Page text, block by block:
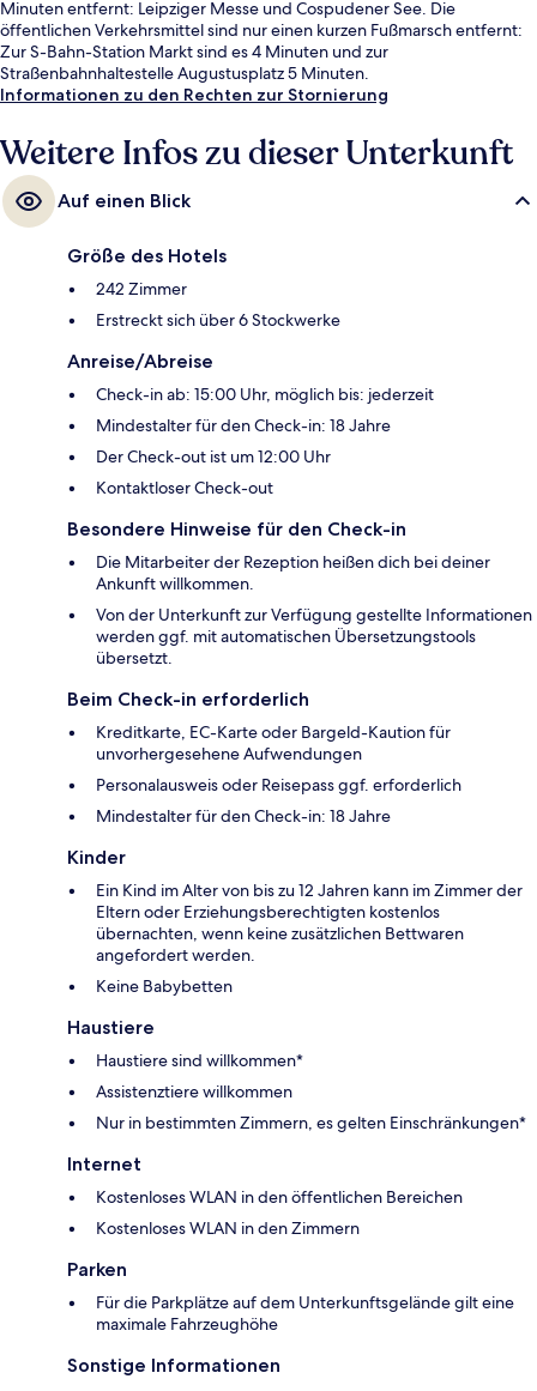
Minuten entfernt: Leipziger Messe und Cospudener See. Die
öffentlichen Verkehrsmittel sind nur einen kurzen Fußmarsch entfernt:
Zur S-Bahn-Station Markt sind es 4 Minuten und zur
Straßenbahnhaltestelle Augustusplatz 5 Minuten.
Informationen zu den Rechten zur Stornierung
Weitere Infos zu dieser Unterkunft
Auf einen Blick
Größe des Hotels
242 Zimmer
Erstreckt sich über 6 Stockwerke
Anreise/Abreise
Check-in ab: 15:00 Uhr, möglich bis: jederzeit
Mindestalter für den Check-in: 18 Jahre
Der Check-out ist um 12:00 Uhr
Kontaktloser Check-out
Besondere Hinweise für den Check-in
Die Mitarbeiter der Rezeption heißen dich bei deiner
Ankunft willkommen.
Von der Unterkunft zur Verfügung gestellte Informationen
werden ggf. mit automatischen Übersetzungstools
übersetzt.
Beim Check-in erforderlich
Kreditkarte, EC-Karte oder Bargeld-Kaution für
unvorhergesehene Aufwendungen
Personalausweis oder Reisepass ggf. erforderlich
Mindestalter für den Check-in: 18 Jahre
Kinder
Ein Kind im Alter von bis zu 12 Jahren kann im Zimmer der
Eltern oder Erziehungsberechtigten kostenlos
übernachten, wenn keine zusätzlichen Bettwaren
angefordert werden.
Keine Babybetten
Haustiere
Haustiere sind willkommen*
Assistenztiere willkommen
Nur in bestimmten Zimmern, es gelten Einschränkungen*
Internet
Kostenloses WLAN in den öffentlichen Bereichen
Kostenloses WLAN in den Zimmern
Parken
Für die Parkplätze auf dem Unterkunftsgelände gilt eine
maximale Fahrzeughöhe
Sonstige Informationen